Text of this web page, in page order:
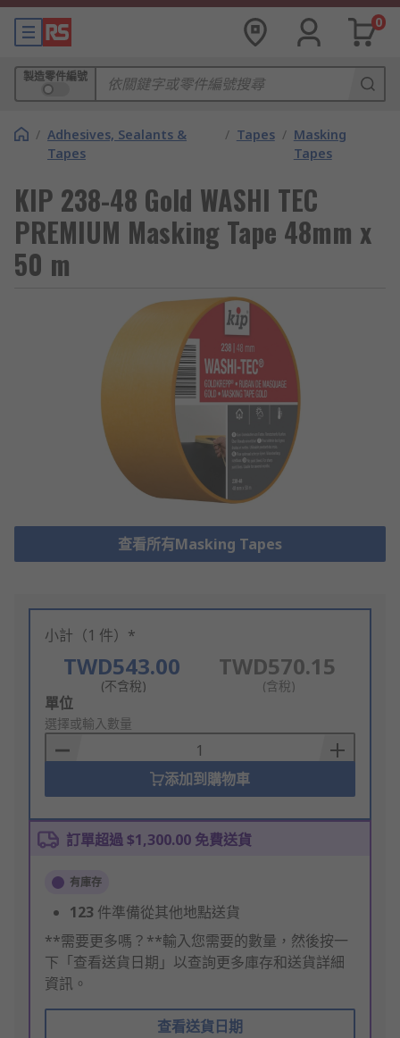
0
製造零件編號
/ Adhesives, Sealants &
Tapes
/ Tapes / Masking
Tapes
KIP 238-48 Gold WASHI TEC
PREMIUM Masking Tape 48mm x
50 m
查看所有Masking Tapes
小計（1 件）*
TWD543.00
(不含稅)
TWD570.15
(含稅)
Add
to
Basket
單位
選擇或輸入數量
添加到購物車
訂單超過 $1,300.00 免費送貨
有庫存
123 件準備從其他地點送貨
**需要更多嗎？**輸入您需要的數量，然後按一
下「查看送貨日期」以查詢更多庫存和送貨詳細
資訊。
查看送貨日期